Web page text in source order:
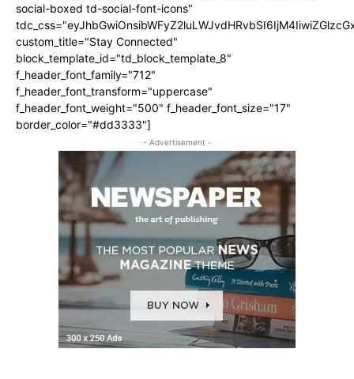
social-boxed td-social-font-icons"
custom_title="Stay Connected"
block_template_id="td_block_template_8"
f_header_font_family="712"
f_header_font_transform="uppercase"
f_header_font_weight="500" f_header_font_size="17"
border_color="#dd3333"]
- Advertisement -